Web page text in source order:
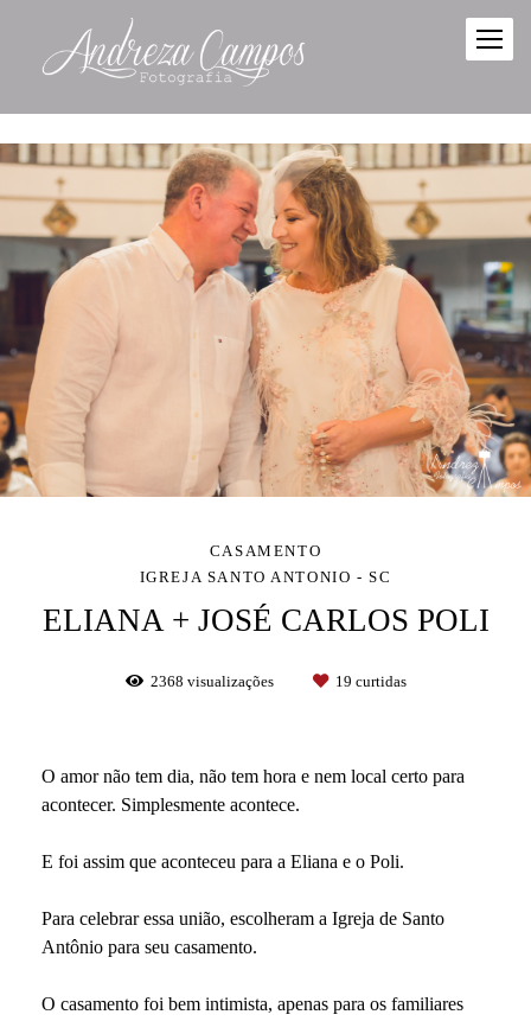
CASAMENTO
IGREJA SANTO ANTONIO - SC
ELIANA + JOSÉ CARLOS POLI
2368 visualizações 19 curtidas
O amor não tem dia, não tem hora e nem local certo para
acontecer. Simplesmente acontece.
E foi assim que aconteceu para a Eliana e o Poli.
Para celebrar essa união, escolheram a Igreja de Santo
Antônio para seu casamento.
O casamento foi bem intimista, apenas para os familiares